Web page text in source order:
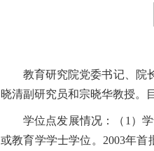
教育研究院党委书记、院
晓清副研究员和宗晓华教授。
学位点发展情况：（ 1 ）学
或教育学学士学位。 2003年首